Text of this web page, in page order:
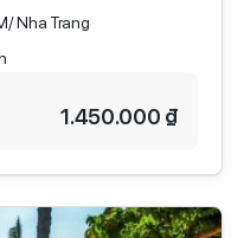
Nha Trang
1.450.000 ₫